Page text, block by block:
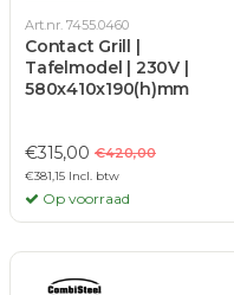
Art.nr. 7455.0460
Contact Grill |
Tafelmodel | 230V |
580x410x190(h)mm
€315,00 €420,00
€381,15 Incl. btw
Op voorraad